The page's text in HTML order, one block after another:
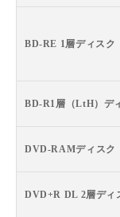
BD-RE 1層ディスク
BD-R1層（LtH）デ
DVD-RAMディスク
DVD+R DL 2層ディ